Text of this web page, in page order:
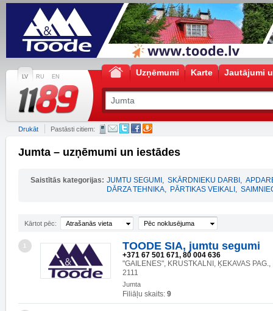
LV RU EN Uzņēmumi Karte Jautājumi
Drukāt Pastāsti citiem:
Jumta – uzņēmumi un iestādes
Saistītās kategorijas: JUMTU SEGUMI , SKĀRDNIEKU DARBI ,
DĀRZA TEHNIKA, PĀRTIKAS VEIKALI ,
Kārtot pēc: Atrašanās vieta Pēc noklusējuma
1 TOODE SIA, jumtu segumi
+371 67 501 671, 80 004 636
"GAILENES", KRUSTKALNI, ĶEKAVAS PAG.,
2111
Jumta
Filiāļu skaits: 9